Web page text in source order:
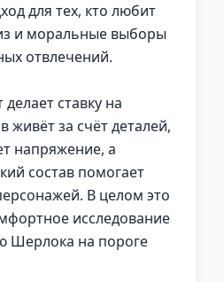
для тех, кто любит
и моральные выборы
отвлечений.
ставку на
живёт за счёт деталей,
напряжение, а
состав помогает
В целом это
исследование
Шерлока на пороге